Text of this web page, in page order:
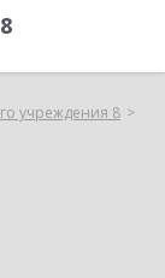
учреждения 8